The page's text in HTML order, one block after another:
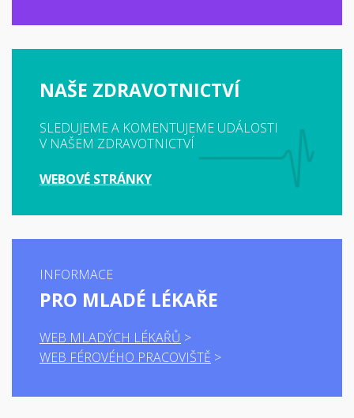
NAŠE ZDRAVOTNICTVÍ
SLEDUJEME A KOMENTUJEME UDÁLOSTI
V NAŠEM ZDRAVOTNICTVÍ
WEBOVÉ STRÁNKY
INFORMACE
PRO MLADÉ LÉKAŘE
WEB MLADÝCH LÉKAŘŮ
WEB FÉROVÉHO PRACOVIŠTĚ